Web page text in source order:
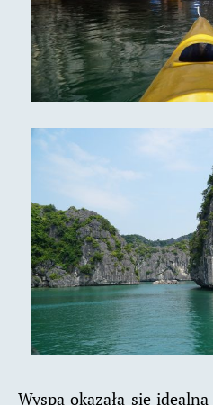
Wyspa okazała się